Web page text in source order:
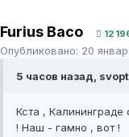
Furius Baco 12
Опубликовано: 20
5 часов назад,
Кста , Калининграде
! Наш - гамно , вот !